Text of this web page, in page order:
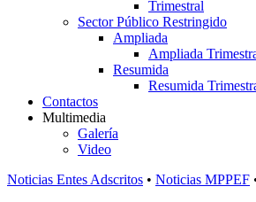
Trimestral
Sector Público Restringido
Ampliada
Ampliada
Resumida
Resumida
Contactos
Multimedia
Galería
Video
Noticias Entes Adscritos • Noticias MPPEF